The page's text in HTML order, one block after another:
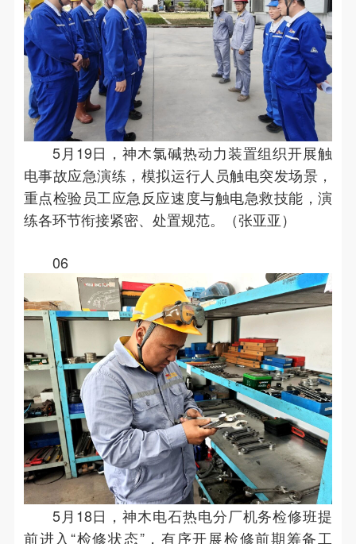
5月19日，神木氯碱热动力装置组织开展触
电事故应急演练，模拟运行人员触电突发场景，
重点检验员工应急反应速度与触电急救技能，演
练各环节衔接紧密、处置规范。（张亚亚）
06
5月18日，神木电石热电分厂机务检修班提
前进入“检修状态”，有序开展检修前期筹备工